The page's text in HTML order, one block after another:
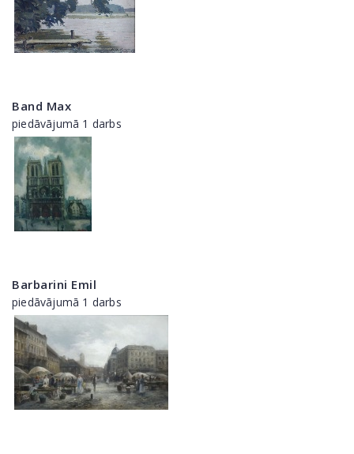
Band Max
piedāvājumā 1 darbs
Barbarini Emil
piedāvājumā 1 darbs